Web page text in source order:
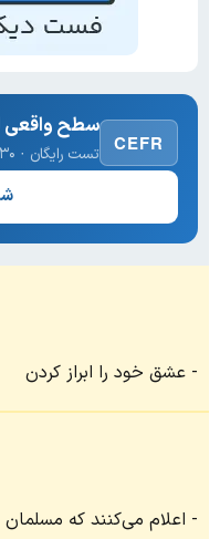
CEFR
سطح واقعی
تست رایگان · ۳۰ سوال · نتیجه فوری
عشق خود را ابراز کردن
اعلام می‌کنند که